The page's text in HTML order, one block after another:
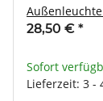
28,50 € *
Sofort
Lieferzeit: 3 -